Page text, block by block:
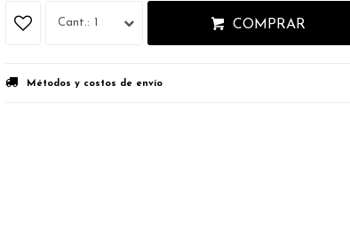
1 COMPRAR
Métodos y costos de envío